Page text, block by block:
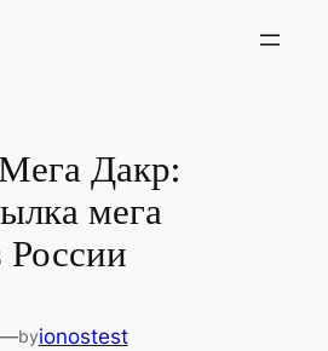
Дакр:
мега
России
byionostest